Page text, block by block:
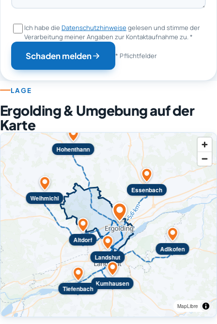
Ich habe die Datenschutzhinweise gelesen und stimme der
Verarbeitung meiner Angaben zur Kontaktaufnahme zu.*
Schaden melden * Pflichtfelder
LAGE
Ergolding & Umgebung auf der
Karte
Landshut
Altdorf
Essenbach
Adlkofen
Kumhausen
Weihmichl
Tiefenbach
Hohenthann
MapLibre